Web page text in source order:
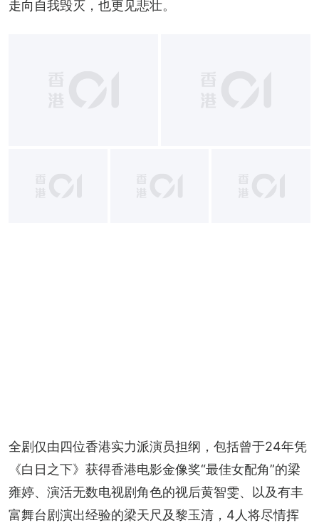
走向自我毁灭，也更见悲壮。
全剧仅由四位香港实力派演员担纲，包括曾于24年凭
《白日之下》获得香港电影金像奖“最佳女配角”的梁
雍婷、演活无数电视剧角色的视后黄智雯、以及有丰
富舞台剧演出经验的梁天尺及黎玉清，4人将尽情挥